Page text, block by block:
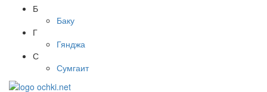
Б
Баку
Г
Гянджа
С
Сумгаит